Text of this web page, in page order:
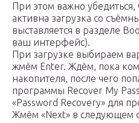
При этом важно
активна загрузка со
выставляется в разделе
ваш интерфейс).
При загрузке выбираем
жмём Enter. Ждём, пока
накопителя, после чего
программы Recover My
«Password Recovery» для
Жмём «Next» в следующем